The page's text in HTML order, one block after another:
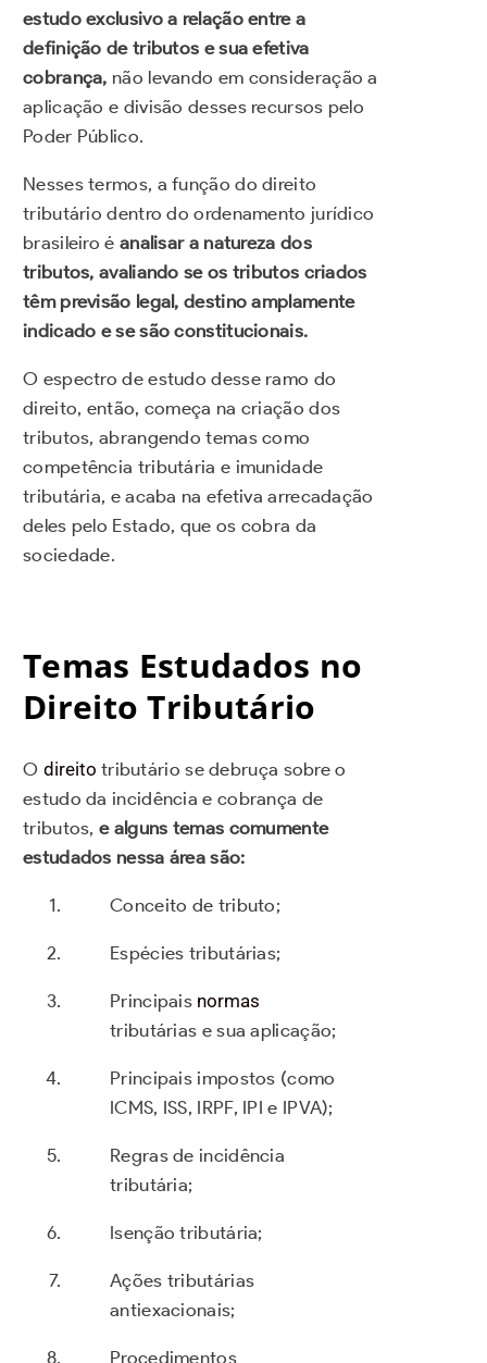
estudo exclusivo a relação entre a
definição de tributos e sua efetiva
cobrança, não levando em consideração a
aplicação e divisão desses recursos pelo
Poder Público.
Nesses termos, a função do direito
tributário dentro do ordenamento jurídico
brasileiro é analisar a natureza dos
tributos, avaliando se os tributos criados
têm previsão legal, destino amplamente
indicado e se são constitucionais.
O espectro de estudo desse ramo do
direito, então, começa na criação dos
tributos, abrangendo temas como
competência tributária e imunidade
tributária, e acaba na efetiva arrecadação
deles pelo Estado, que os cobra da
sociedade.
Temas Estudados no
Direito Tributário
O direito tributário se debruça sobre o
estudo da incidência e cobrança de
tributos, e alguns temas comumente
estudados nessa área são:
Conceito de tributo;
Espécies tributárias;
Principais normas
tributárias e sua aplicação;
Principais impostos (como
ICMS, ISS, IRPF, IPI e IPVA);
Regras de incidência
tributária;
Isenção tributária;
Ações tributárias
antiexacionais;
Procedimentos